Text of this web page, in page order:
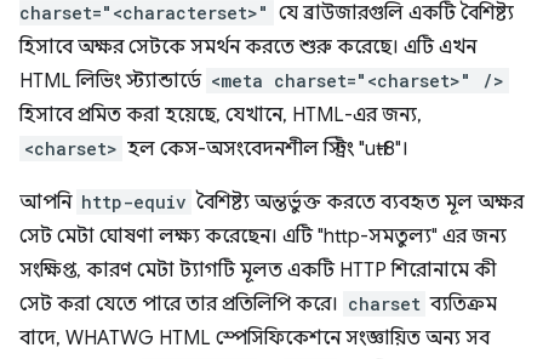
charset="<characterset>" যে ব্রাউজারগুলি একটি বৈশিষ্ট্য
হিসাবে অক্ষর সেটকে সমর্থন করতে শুরু করেছে। এটি এখন
HTML লিভিং স্ট্যান্ডার্ডে <meta charset="<charset>" />
হিসাবে প্রমিত করা হয়েছে, যেখানে, HTML-এর জন্য,
<charset> হল কেস-অসংবেদনশীল স্ট্রিং "utf-8"।
আপনি http-equiv বৈশিষ্ট্য অন্তর্ভুক্ত করতে ব্যবহৃত মূল অক্ষর
সেট মেটা ঘোষণা লক্ষ্য করেছেন। এটি "http-সমতুল্য" এর জন্য
সংক্ষিপ্ত, কারণ মেটা ট্যাগটি মূলত একটি HTTP শিরোনামে কী
সেট করা যেতে পারে তার প্রতিলিপি করে। charset ব্যতিক্রম
বাদে, WHATWG HTML স্পেসিফিকেশনে সংজ্ঞায়িত অন্য সব